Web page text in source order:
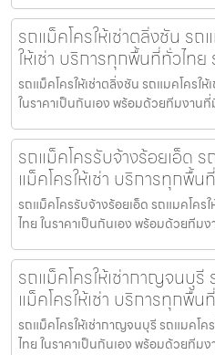
รถแม็คโครให้เช่าตลิ่งชัน ร
ให้เช่า บริการทุกพื้นที่ทั่วไทย
รถแม็คโครให้เช่าตลิ่งชัน รถแมคโครใ
ในราคาเป็นกันเอง พร้อมด้วยทีมงาน
รถแม็คโครรับจ้างร้อยเอ็ด
แม็คโครให้เช่า บริการทุกพื้น
รถแม็คโครรับจ้างร้อยเอ็ด รถแมคโคร
ไทย ในราคาเป็นกันเอง พร้อมด้วยทีม
รถแม็คโครให้เช่ากาญจนบุรี
แม็คโครให้เช่า บริการทุกพื้น
รถแม็คโครให้เช่ากาญจนบุรี รถแมคโค
ไทย ในราคาเป็นกันเอง พร้อมด้วยทีม